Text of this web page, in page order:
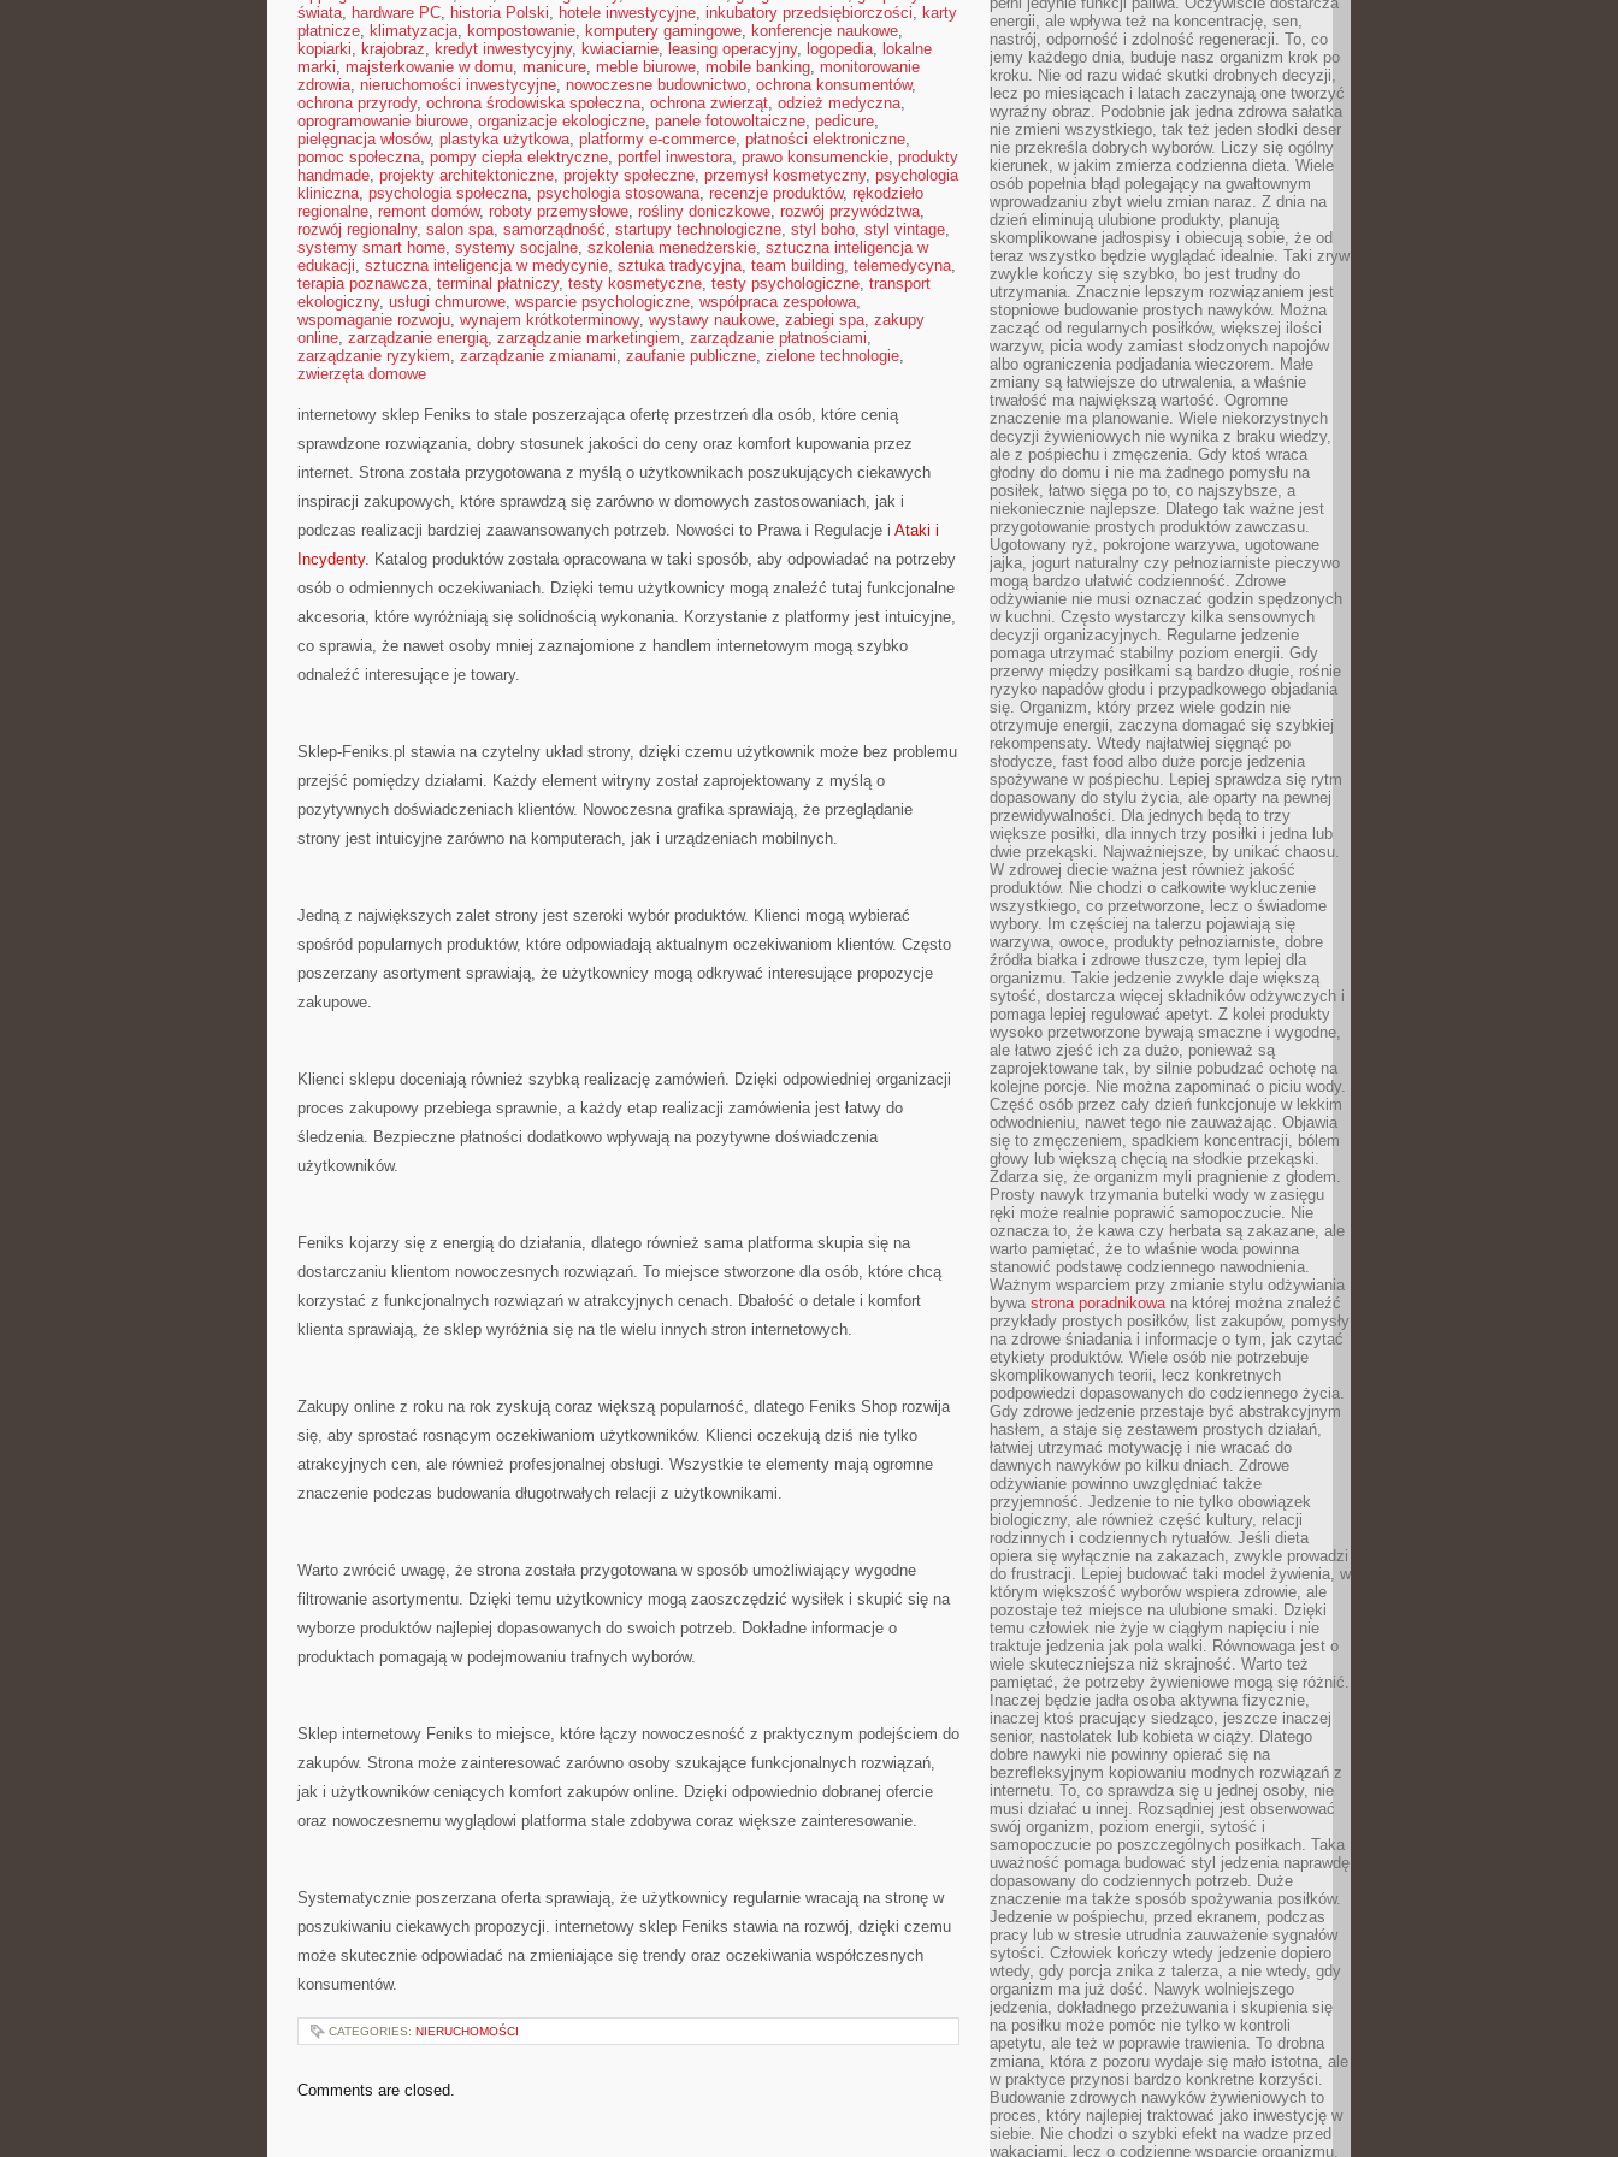
świata, hardware PC, historia Polski, hotele inwestycyjne, inkubatory przedsiębiorczości, karty
płatnicze, klimatyzacja, kompostowanie, komputery gamingowe, konferencje naukowe,
kopiarki, krajobraz, kredyt inwestycyjny, kwiaciarnie, leasing operacyjny, logopedia, lokalne
marki, majsterkowanie w domu, manicure, meble biurowe, mobile banking, monitorowanie
zdrowia, nieruchomości inwestycyjne, nowoczesne budownictwo, ochrona konsumentów,
ochrona przyrody, ochrona środowiska społeczna, ochrona zwierząt, odzież medyczna,
oprogramowanie biurowe, organizacje ekologiczne, panele fotowoltaiczne, pedicure,
pielęgnacja włosów, plastyka użytkowa, platformy e-commerce, płatności elektroniczne,
pomoc społeczna, pompy ciepła elektryczne, portfel inwestora, prawo konsumenckie, produkty
handmade, projekty architektoniczne, projekty społeczne, przemysł kosmetyczny, psychologia
kliniczna, psychologia społeczna, psychologia stosowana, recenzje produktów, rękodzieło
regionalne, remont domów, roboty przemysłowe, rośliny doniczkowe, rozwój przywództwa,
rozwój regionalny, salon spa, samorządność, startupy technologiczne, styl boho, styl vintage,
systemy smart home, systemy socjalne, szkolenia menedżerskie, sztuczna inteligencja w
edukacji, sztuczna inteligencja w medycynie, sztuka tradycyjna, team building, telemedycyna,
terapia poznawcza, terminal płatniczy, testy kosmetyczne, testy psychologiczne, transport
ekologiczny, usługi chmurowe, wsparcie psychologiczne, współpraca zespołowa,
wspomaganie rozwoju, wynajem krótkoterminowy, wystawy naukowe, zabiegi spa, zakupy
online, zarządzanie energią, zarządzanie marketingiem, zarządzanie płatnościami,
zarządzanie ryzykiem, zarządzanie zmianami, zaufanie publiczne, zielone technologie,
zwierzęta domowe
internetowy sklep Feniks to stale poszerzająca ofertę przestrzeń dla osób, które cenią
sprawdzone rozwiązania, dobry stosunek jakości do ceny oraz komfort kupowania przez
internet. Strona została przygotowana z myślą o użytkownikach poszukujących ciekawych
inspiracji zakupowych, które sprawdzą się zarówno w domowych zastosowaniach, jak i
podczas realizacji bardziej zaawansowanych potrzeb. Nowości to Prawa i Regulacje i Ataki i
Incydenty. Katalog produktów została opracowana w taki sposób, aby odpowiadać na potrzeby
osób o odmiennych oczekiwaniach. Dzięki temu użytkownicy mogą znaleźć tutaj funkcjonalne
akcesoria, które wyróżniają się solidnością wykonania. Korzystanie z platformy jest intuicyjne,
co sprawia, że nawet osoby mniej zaznajomione z handlem internetowym mogą szybko
odnaleźć interesujące je towary.
Sklep-Feniks.pl stawia na czytelny układ strony, dzięki czemu użytkownik może bez problemu
przejść pomiędzy działami. Każdy element witryny został zaprojektowany z myślą o
pozytywnych doświadczeniach klientów. Nowoczesna grafika sprawiają, że przeglądanie
strony jest intuicyjne zarówno na komputerach, jak i urządzeniach mobilnych.
Jedną z największych zalet strony jest szeroki wybór produktów. Klienci mogą wybierać
spośród popularnych produktów, które odpowiadają aktualnym oczekiwaniom klientów. Często
poszerzany asortyment sprawiają, że użytkownicy mogą odkrywać interesujące propozycje
zakupowe.
Klienci sklepu doceniają również szybką realizację zamówień. Dzięki odpowiedniej organizacji
proces zakupowy przebiega sprawnie, a każdy etap realizacji zamówienia jest łatwy do
śledzenia. Bezpieczne płatności dodatkowo wpływają na pozytywne doświadczenia
użytkowników.
Feniks kojarzy się z energią do działania, dlatego również sama platforma skupia się na
dostarczaniu klientom nowoczesnych rozwiązań. To miejsce stworzone dla osób, które chcą
korzystać z funkcjonalnych rozwiązań w atrakcyjnych cenach. Dbałość o detale i komfort
klienta sprawiają, że sklep wyróżnia się na tle wielu innych stron internetowych.
Zakupy online z roku na rok zyskują coraz większą popularność, dlatego Feniks Shop rozwija
się, aby sprostać rosnącym oczekiwaniom użytkowników. Klienci oczekują dziś nie tylko
atrakcyjnych cen, ale również profesjonalnej obsługi. Wszystkie te elementy mają ogromne
znaczenie podczas budowania długotrwałych relacji z użytkownikami.
Warto zwrócić uwagę, że strona została przygotowana w sposób umożliwiający wygodne
filtrowanie asortymentu. Dzięki temu użytkownicy mogą zaoszczędzić wysiłek i skupić się na
wyborze produktów najlepiej dopasowanych do swoich potrzeb. Dokładne informacje o
produktach pomagają w podejmowaniu trafnych wyborów.
Sklep internetowy Feniks to miejsce, które łączy nowoczesność z praktycznym podejściem do
zakupów. Strona może zainteresować zarówno osoby szukające funkcjonalnych rozwiązań,
jak i użytkowników ceniących komfort zakupów online. Dzięki odpowiednio dobranej ofercie
oraz nowoczesnemu wyglądowi platforma stale zdobywa coraz większe zainteresowanie.
Systematycznie poszerzana oferta sprawiają, że użytkownicy regularnie wracają na stronę w
poszukiwaniu ciekawych propozycji. internetowy sklep Feniks stawia na rozwój, dzięki czemu
może skutecznie odpowiadać na zmieniające się trendy oraz oczekiwania współczesnych
konsumentów.
CATEGORIES: NIERUCHOMOŚCI
Comments are closed.
energii, ale wpływa też na koncentrację, sen,
nastrój, odporność i zdolność regeneracji. To, co
jemy każdego dnia, buduje nasz organizm krok po
kroku. Nie od razu widać skutki drobnych decyzji,
lecz po miesiącach i latach zaczynają one tworzyć
wyraźny obraz. Podobnie jak jedna zdrowa sałatka
nie zmieni wszystkiego, tak też jeden słodki deser
nie przekreśla dobrych wyborów. Liczy się ogólny
kierunek, w jakim zmierza codzienna dieta. Wiele
osób popełnia błąd polegający na gwałtownym
wprowadzaniu zbyt wielu zmian naraz. Z dnia na
dzień eliminują ulubione produkty, planują
skomplikowane jadłospisy i obiecują sobie, że od
teraz wszystko będzie wyglądać idealnie. Taki zryw
zwykle kończy się szybko, bo jest trudny do
utrzymania. Znacznie lepszym rozwiązaniem jest
stopniowe budowanie prostych nawyków. Można
zacząć od regularnych posiłków, większej ilości
warzyw, picia wody zamiast słodzonych napojów
albo ograniczenia podjadania wieczorem. Małe
zmiany są łatwiejsze do utrwalenia, a właśnie
trwałość ma największą wartość. Ogromne
znaczenie ma planowanie. Wiele niekorzystnych
decyzji żywieniowych nie wynika z braku wiedzy,
ale z pośpiechu i zmęczenia. Gdy ktoś wraca
głodny do domu i nie ma żadnego pomysłu na
posiłek, łatwo sięga po to, co najszybsze, a
niekoniecznie najlepsze. Dlatego tak ważne jest
przygotowanie prostych produktów zawczasu.
Ugotowany ryż, pokrojone warzywa, ugotowane
jajka, jogurt naturalny czy pełnoziarniste pieczywo
mogą bardzo ułatwić codzienność. Zdrowe
odżywianie nie musi oznaczać godzin spędzonych
w kuchni. Często wystarczy kilka sensownych
decyzji organizacyjnych. Regularne jedzenie
pomaga utrzymać stabilny poziom energii. Gdy
przerwy między posiłkami są bardzo długie, rośnie
ryzyko napadów głodu i przypadkowego objadania
się. Organizm, który przez wiele godzin nie
otrzymuje energii, zaczyna domagać się szybkiej
rekompensaty. Wtedy najłatwiej sięgnąć po
słodycze, fast food albo duże porcje jedzenia
spożywane w pośpiechu. Lepiej sprawdza się rytm
dopasowany do stylu życia, ale oparty na pewnej
przewidywalności. Dla jednych będą to trzy
większe posiłki, dla innych trzy posiłki i jedna lub
dwie przekąski. Najważniejsze, by unikać chaosu.
W zdrowej diecie ważna jest również jakość
produktów. Nie chodzi o całkowite wykluczenie
wszystkiego, co przetworzone, lecz o świadome
wybory. Im częściej na talerzu pojawiają się
warzywa, owoce, produkty pełnoziarniste, dobre
źródła białka i zdrowe tłuszcze, tym lepiej dla
organizmu. Takie jedzenie zwykle daje większą
sytość, dostarcza więcej składników odżywczych i
pomaga lepiej regulować apetyt. Z kolei produkty
wysoko przetworzone bywają smaczne i wygodne,
ale łatwo zjeść ich za dużo, ponieważ są
zaprojektowane tak, by silnie pobudzać ochotę na
kolejne porcje. Nie można zapominać o piciu wody.
Część osób przez cały dzień funkcjonuje w lekkim
odwodnieniu, nawet tego nie zauważając. Objawia
się to zmęczeniem, spadkiem koncentracji, bólem
głowy lub większą chęcią na słodkie przekąski.
Zdarza się, że organizm myli pragnienie z głodem.
Prosty nawyk trzymania butelki wody w zasięgu
ręki może realnie poprawić samopoczucie. Nie
oznacza to, że kawa czy herbata są zakazane, ale
warto pamiętać, że to właśnie woda powinna
stanowić podstawę codziennego nawodnienia.
Ważnym wsparciem przy zmianie stylu odżywiania
bywa strona poradnikowana której można znaleźć
przykłady prostych posiłków, list zakupów, pomysły
na zdrowe śniadania i informacje o tym, jak czytać
etykiety produktów. Wiele osób nie potrzebuje
skomplikowanych teorii, lecz konkretnych
podpowiedzi dopasowanych do codziennego życia.
Gdy zdrowe jedzenie przestaje być abstrakcyjnym
hasłem, a staje się zestawem prostych działań,
łatwiej utrzymać motywację i nie wracać do
dawnych nawyków po kilku dniach. Zdrowe
odżywianie powinno uwzględniać także
przyjemność. Jedzenie to nie tylko obowiązek
biologiczny, ale również część kultury, relacji
rodzinnych i codziennych rytuałów. Jeśli dieta
opiera się wyłącznie na zakazach, zwykle prowadzi
do frustracji. Lepiej budować taki model żywienia, w
którym większość wyborów wspiera zdrowie, ale
pozostaje też miejsce na ulubione smaki. Dzięki
temu człowiek nie żyje w ciągłym napięciu i nie
traktuje jedzenia jak pola walki. Równowaga jest o
wiele skuteczniejsza niż skrajność. Warto też
pamiętać, że potrzeby żywieniowe mogą się różnić.
Inaczej będzie jadła osoba aktywna fizycznie,
inaczej ktoś pracujący siedząco, jeszcze inaczej
senior, nastolatek lub kobieta w ciąży. Dlatego
dobre nawyki nie powinny opierać się na
bezrefleksyjnym kopiowaniu modnych rozwiązań z
internetu. To, co sprawdza się u jednej osoby, nie
musi działać u innej. Rozsądniej jest obserwować
swój organizm, poziom energii, sytość i
samopoczucie po poszczególnych posiłkach. Taka
uważność pomaga budować styl jedzenia naprawdę
dopasowany do codziennych potrzeb. Duże
znaczenie ma także sposób spożywania posiłków.
Jedzenie w pośpiechu, przed ekranem, podczas
pracy lub w stresie utrudnia zauważenie sygnałów
sytości. Człowiek kończy wtedy jedzenie dopiero
wtedy, gdy porcja znika z talerza, a nie wtedy, gdy
organizm ma już dość. Nawyk wolniejszego
jedzenia, dokładnego przeżuwania i skupienia się
na posiłku może pomóc nie tylko w kontroli
apetytu, ale też w poprawie trawienia. To drobna
zmiana, która z pozoru wydaje się mało istotna, ale
w praktyce przynosi bardzo konkretne korzyści.
Budowanie zdrowych nawyków żywieniowych to
proces, który najlepiej traktować jako inwestycję w
siebie. Nie chodzi o szybki efekt na wadze przed
wakacjami, lecz o codzienne wsparcie organizmu,